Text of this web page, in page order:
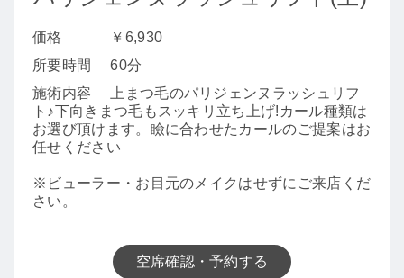
価格
￥6,930
所要時間
60分
施術内容
上まつ毛のパリジェンヌラッシュリフ
ト♪下向きまつ毛もスッキリ立ち上げ!カール種類は
お選び頂けます。瞼に合わせたカールのご提案はお
任せください
※ビューラー・お目元のメイクはせずにご来店くだ
さい。
空席確認・予約する